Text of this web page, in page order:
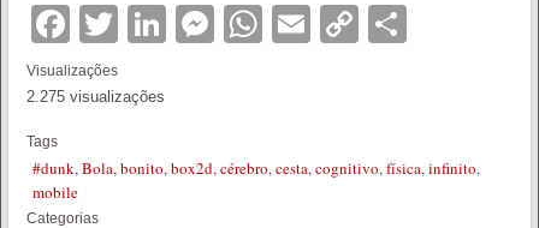
Facebook
TwitterLinkedIn
Messenger
WhatsApp
EmailCopy
Visualizações
2.275 visualizações
Tags
#dunk,Bola,bonito,box2d,cérebro,cesta,cognitivo,física,infinito,
mobile
Categorias